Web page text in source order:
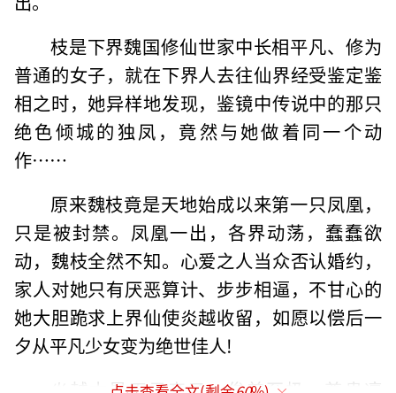
枝是下界魏国修仙世家中长相平凡、修为
普通的女子，就在下界人去往仙界经受鉴定鉴
相之时，她异样地发现，鉴镜中传说中的那只
绝色倾城的独凤，竟然与她做着同一个动
作……
原来魏枝竟是天地始成以来第一只凤凰，
只是被封禁。凤凰一出，各界动荡，蠢蠢欲
动，魏枝全然不知。心爱之人当众否认婚约，
家人对她只有厌恶算计、步步相逼，不甘心的
她大胆跪求上界仙使炎越收留，如愿以偿后一
夕从平凡少女变为绝世佳人!